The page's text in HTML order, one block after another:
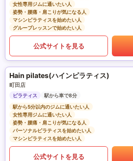
女性専用ジムに通いたい人
姿勢・腰痛・肩こりが気になる人
マシンピラティスを始めたい人
グループレッスンで始めたい人
公式サイトを見る
Hain pilates(ハインピラティス)
町田店
ピラティス
駅から車で8分
駅から5分以内のジムに通いたい人
女性専用ジムに通いたい人
姿勢・腰痛・肩こりが気になる人
パーソナルピラティスを始めたい人
マシンピラティスを始めたい人
公式サイトを見る